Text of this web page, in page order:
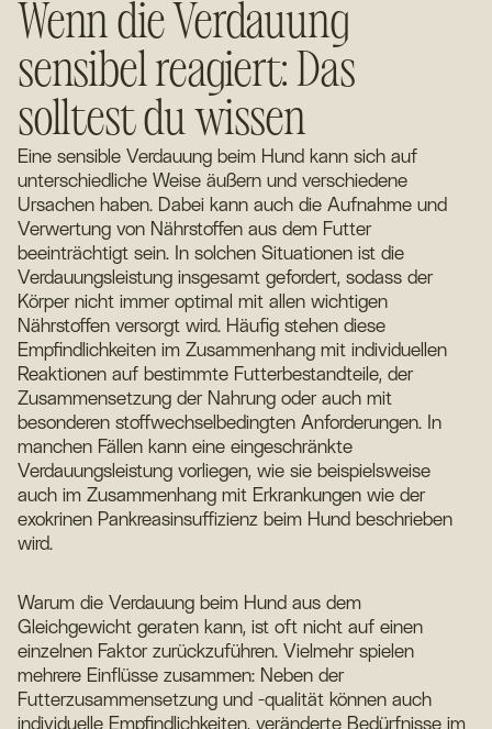
Wenn die Verdauung
sensibel reagiert: Das
solltest du wissen
Eine sensible Verdauung beim Hund kann sich auf
unterschiedliche Weise äußern und verschiedene
Ursachen haben. Dabei kann auch die Aufnahme und
Verwertung von Nährstoffen aus dem Futter
beeinträchtigt sein. In solchen Situationen ist die
Verdauungsleistung insgesamt gefordert, sodass der
Körper nicht immer optimal mit allen wichtigen
Nährstoffen versorgt wird. Häufig stehen diese
Empfindlichkeiten im Zusammenhang mit individuellen
Reaktionen auf bestimmte Futterbestandteile, der
Zusammensetzung der Nahrung oder auch mit
besonderen stoffwechselbedingten Anforderungen. In
manchen Fällen kann eine eingeschränkte
Verdauungsleistung vorliegen, wie sie beispielsweise
auch im Zusammenhang mit Erkrankungen wie der
exokrinen Pankreasinsuffizienz beim Hund beschrieben
wird.
Warum die Verdauung beim Hund aus dem
Gleichgewicht geraten kann, ist oft nicht auf einen
einzelnen Faktor zurückzuführen. Vielmehr spielen
mehrere Einflüsse zusammen: Neben der
Futterzusammensetzung und -qualität können auch
individuelle Empfindlichkeiten, veränderte Bedürfnisse im